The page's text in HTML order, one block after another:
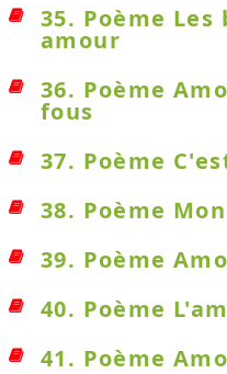
35. Poème
amour
36. Poème
fous
37. Poème
38. Poème
39. Poème
40. Poème
41. Poème